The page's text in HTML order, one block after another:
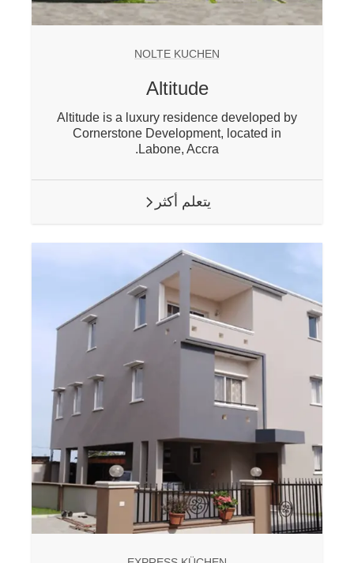
NOLTE KUCHEN
Altitude
Altitude is a luxury residence developed by
Cornerstone Development, located in
Labone, Accra.
يتعلم أكثر